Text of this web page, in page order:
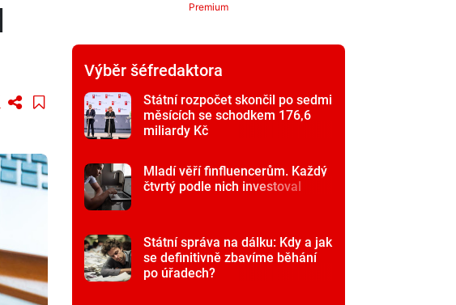
Premium
Výběr šéfredaktora
Státní rozpočet skončil po sedmi
měsících se schodkem 176,6
miliardy Kč
Mladí věří finfluencerům. Každý
čtvrtý podle nich investoval
Státní správa na dálku: Kdy a jak
se definitivně zbavíme běhání
po úřadech?